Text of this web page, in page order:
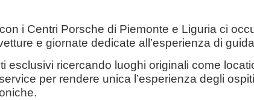
i Centri Porsche di Piemonte e Liguria ci
e giornate dedicate all’esperienza di
esclusivi ricercando luoghi originali come
per rendere unica l’esperienza degli